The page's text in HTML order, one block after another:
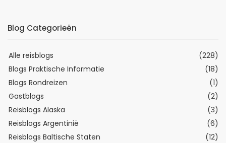
Blog Categorieën
Alle reisblogs
(228)
Blogs Praktische Informatie
(18)
Blogs Rondreizen
(1)
Gastblogs
(2)
Reisblogs Alaska
(3)
Reisblogs Argentinië
(6)
Reisblogs Baltische Staten
(12)